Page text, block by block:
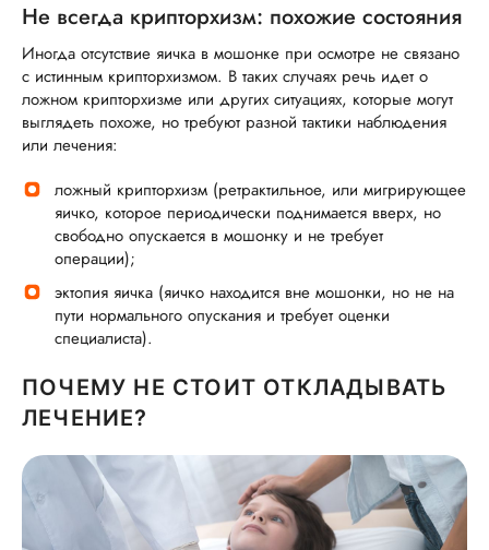
Не всегда крипторхизм: похожие состояния
Иногда отсутствие яичка в мошонке при осмотре не связано
с истинным крипторхизмом. В таких случаях речь идет о
ложном крипторхизме или других ситуациях, которые могут
выглядеть похоже, но требуют разной тактики наблюдения
или лечения:
ложный крипторхизм (ретрактильное, или мигрирующее
яичко, которое периодически поднимается вверх, но
свободно опускается в мошонку и не требует
операции);
эктопия яичка (яичко находится вне мошонки, но не на
пути нормального опускания и требует оценки
специалиста).
ПОЧЕМУ НЕ СТОИТ ОТКЛАДЫВАТЬ
ЛЕЧЕНИЕ?